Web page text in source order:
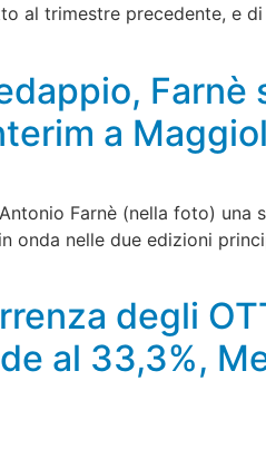
al trimestre precedente, e
Farnè
a
Farnè (nella foto) una
nelle due edizioni
degli
al 33,3%,